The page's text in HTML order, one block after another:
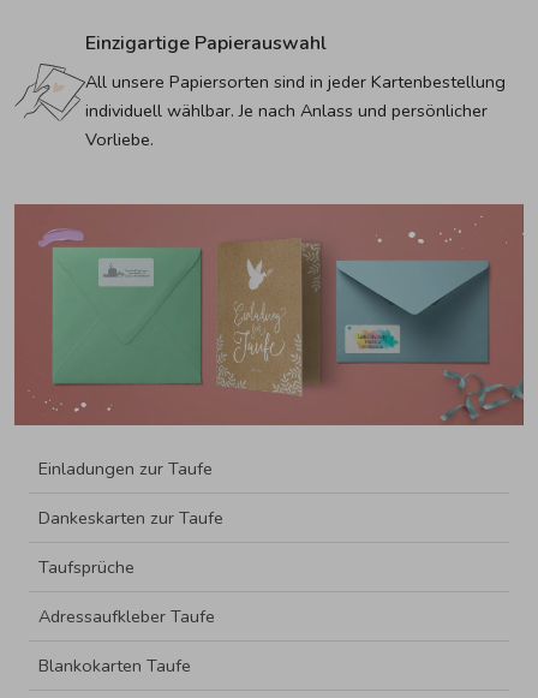
Einzigartige Papierauswahl
All unsere Papiersorten sind in jeder Kartenbestellung
individuell wählbar. Je nach Anlass und persönlicher
Vorliebe.
Einladungen zur Taufe
Dankeskarten zur Taufe
Taufsprüche
Adressaufkleber Taufe
Blankokarten Taufe